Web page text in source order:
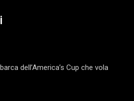
dell’America’s Cup che vola